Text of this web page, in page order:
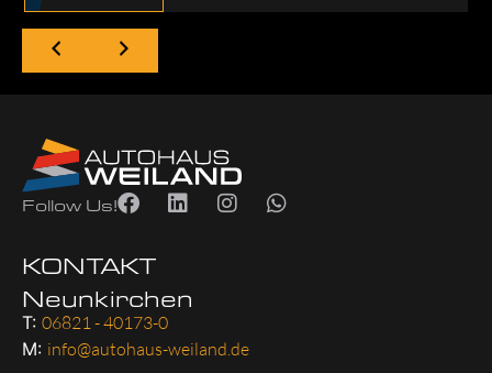
Follow Us!
KONTAKT
Neunkirchen
T: 06821 - 40173-0
M: info@autohaus-weiland.de